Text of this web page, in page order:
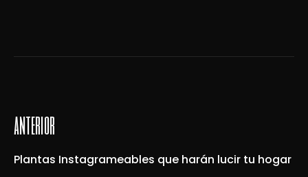
anterior
Plantas Instagrameables que harán lucir tu hogar